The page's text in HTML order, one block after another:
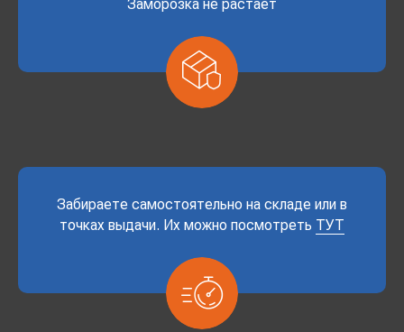
Заморозка не растает
Забираете самостоятельно на складе или в
точках выдачи. Их можно посмотреть ТУТ